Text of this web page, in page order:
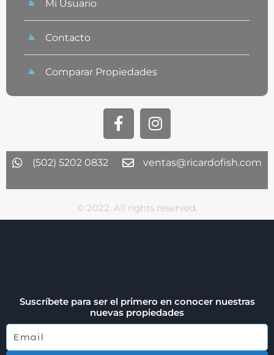
Mi Usuario
Contacto
Comparar Propiedades
(502) 5202 0832 ventas@ricardofish.com
© 2022. All rights reserved.
Suscríbete para ser el primero en conocer nuestras
nuevas propiedades